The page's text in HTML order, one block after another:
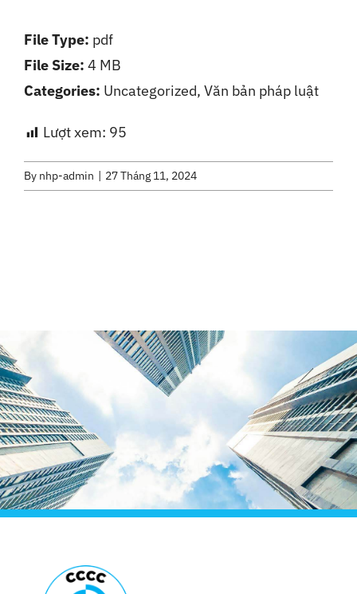
Liên Hệ
Lượt xem: 95
File Type: pdf
File Size: 4 MB
Categories: Uncategorized, Văn bản pháp luật
By nhp-admin 27 Tháng 11, 2024